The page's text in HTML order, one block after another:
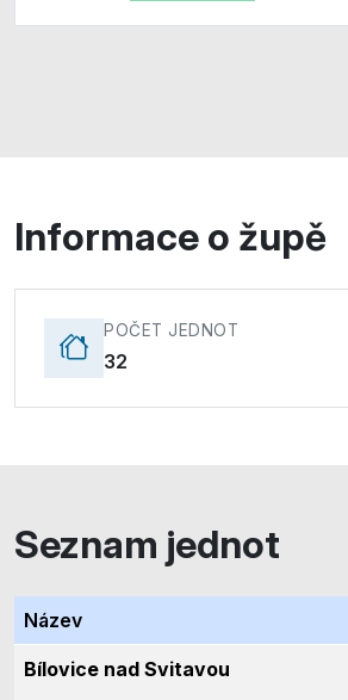
Informace o župě
POČET JEDNOT
32
Seznam jednot
Název
Bílovice nad Svitavou